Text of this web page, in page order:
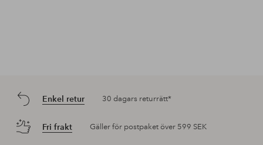
Enkel retur 30 dagars returrätt*
Fri frakt Gäller för postpaket över 599 SEK